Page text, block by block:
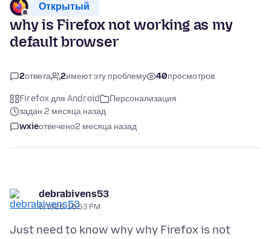
Открытый
why is Firefox not working as my
default browser
2ответа 2имеют эту проблему 40просмотров
Firefox для Android
Персонализация
задан 2 месяца назад
wxieотвечено2 месяца назад
debrabivens53
5/9/26, 10:53 PM
Just need to know why why Firefox is not